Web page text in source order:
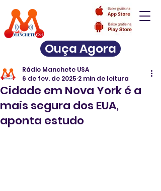
Ouça Agora
Cidade em Nova York é a
mais segura dos EUA,
aponta estudo
Rádio Manchete USA
6 de fev. de 2025 2 min de leitura